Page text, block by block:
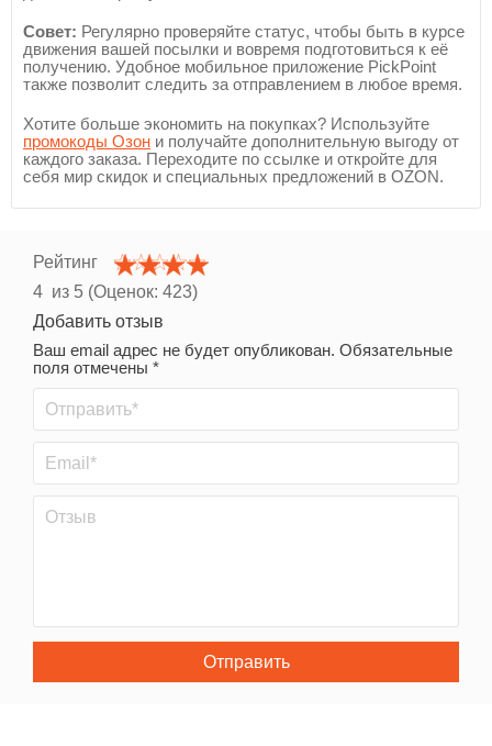
Совет: Регулярно проверяйте статус, чтобы быть в курсе
движения вашей посылки и вовремя подготовиться к её
получению. Удобное мобильное приложение PickPoint
также позволит следить за отправлением в любое время.
Хотите больше экономить на покупках? Используйте
промокоды Озон и получайте дополнительную выгоду от
каждого заказа. Переходите по ссылке и откройте для
себя мир скидок и специальных предложений в OZON.
Рейтинг
4 из 5 (Оценок: 423)
Добавить отзыв
Ваш email адрес не будет опубликован. Обязательные
поля отмечены *
Отправить